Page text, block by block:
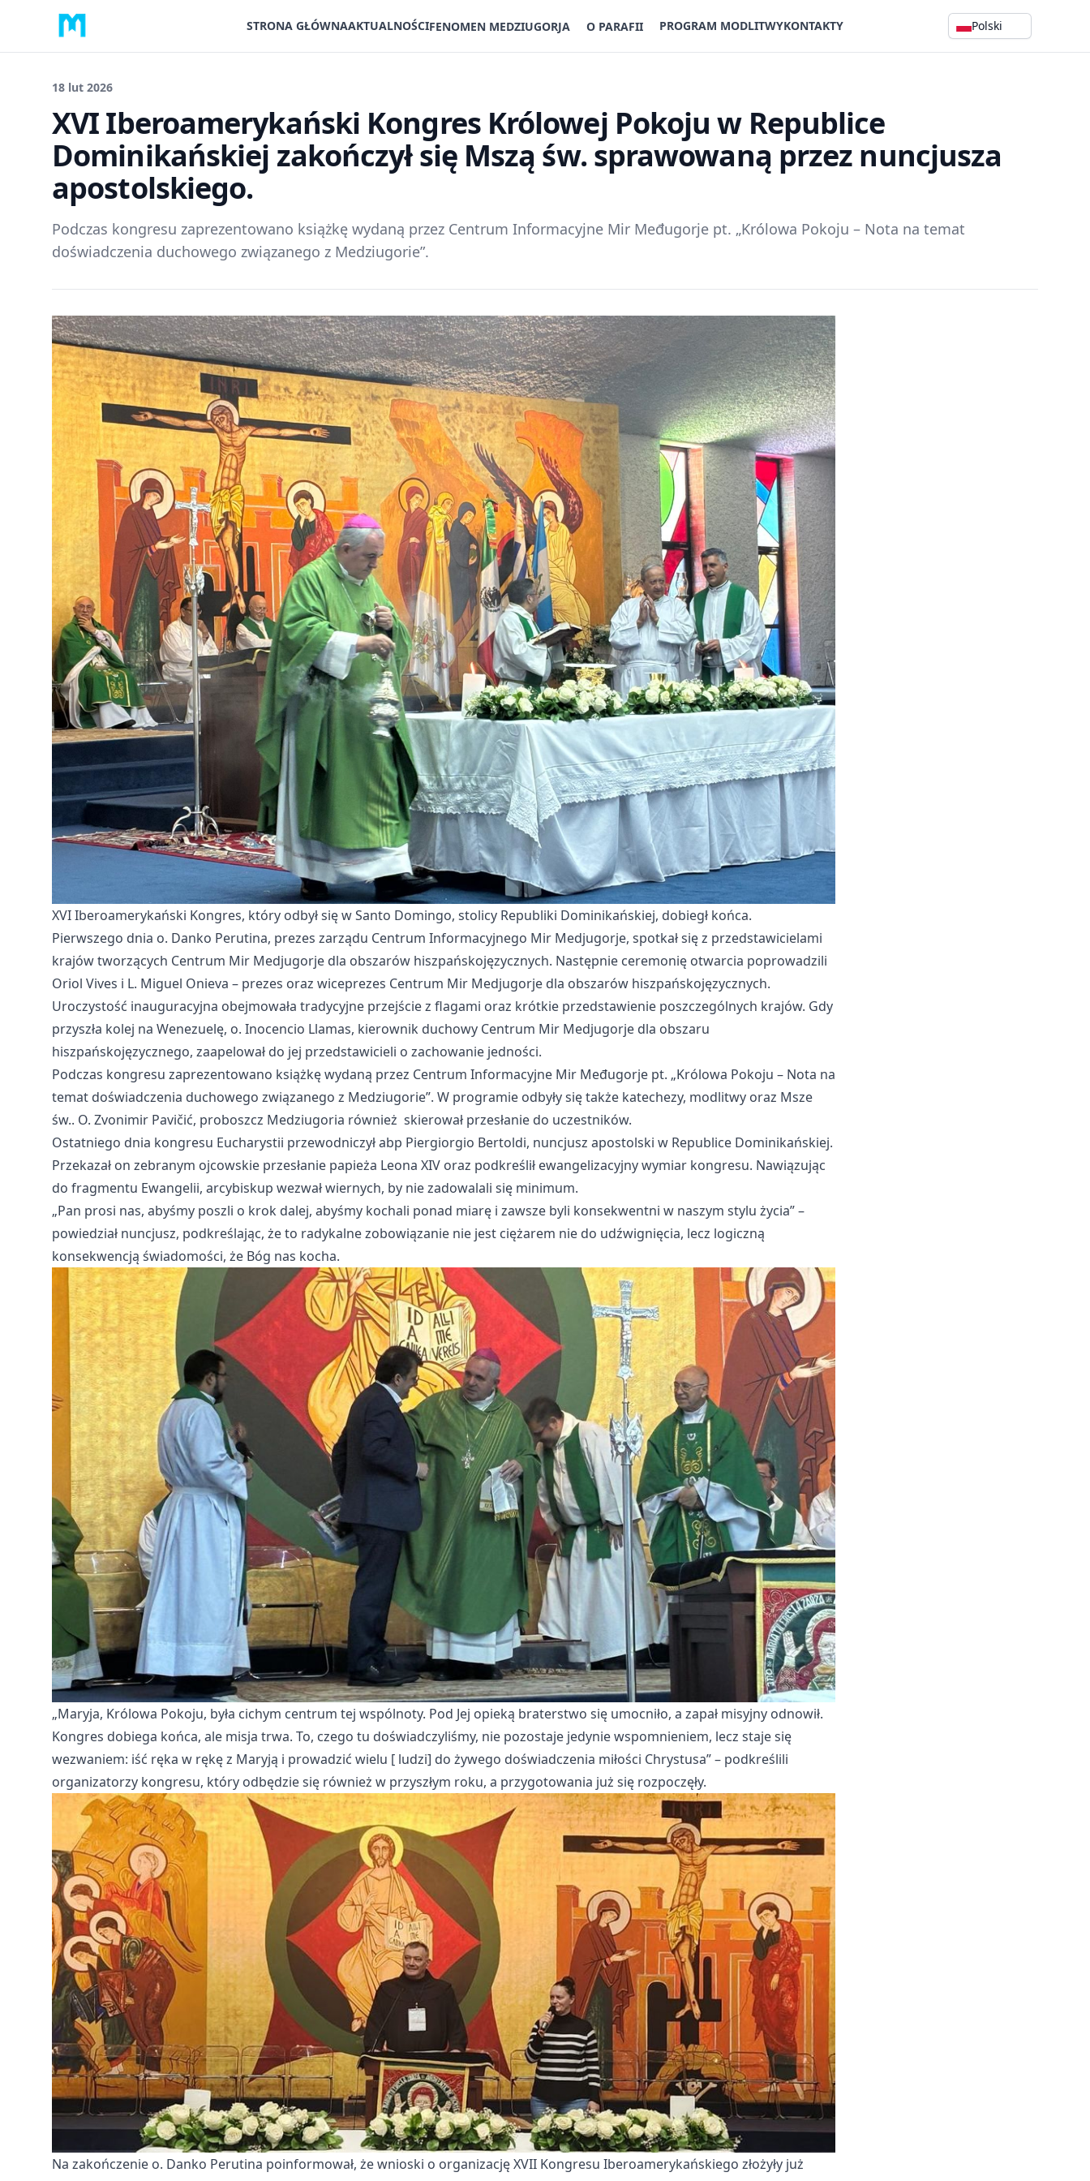
STRONA GŁÓWNAAKTUALNOŚCIFENOMEN MEDZIUGORJA O PARAFII PROGRAM MODLITWYKONTAKTY Polski
18 lut 2026
XVI Iberoamerykański Kongres Królowej Pokoju w Republice
Dominikańskiej zakończył się Mszą św. sprawowaną przez nuncjusza
apostolskiego.
Podczas kongresu zaprezentowano książkę wydaną przez Centrum Informacyjne Mir Međugorje pt. „Królowa Pokoju – Nota na temat
doświadczenia duchowego związanego z Medziugorie”.
XVI Iberoamerykański Kongres, który odbył się w Santo Domingo, stolicy Republiki Dominikańskiej, dobiegł końca.
Pierwszego dnia o. Danko Perutina, prezes zarządu Centrum Informacyjnego Mir Medjugorje, spotkał się z przedstawicielami
krajów tworzących Centrum Mir Medjugorje dla obszarów hiszpańskojęzycznych. Następnie ceremonię otwarcia poprowadzili
Oriol Vives i L. Miguel Onieva – prezes oraz wiceprezes Centrum Mir Medjugorje dla obszarów hiszpańskojęzycznych.
Uroczystość inauguracyjna obejmowała tradycyjne przejście z flagami oraz krótkie przedstawienie poszczególnych krajów. Gdy
przyszła kolej na Wenezuelę, o. Inocencio Llamas, kierownik duchowy Centrum Mir Medjugorje dla obszaru
hiszpańskojęzycznego, zaapelował do jej przedstawicieli o zachowanie jedności.
Podczas kongresu zaprezentowano książkę wydaną przez Centrum Informacyjne Mir Međugorje pt. „Królowa Pokoju – Nota na
temat doświadczenia duchowego związanego z Medziugorie”. W programie odbyły się także katechezy, modlitwy oraz Msze
św.. O. Zvonimir Pavičić, proboszcz Medziugoria również skierował przesłanie do uczestników.
Ostatniego dnia kongresu Eucharystii przewodniczył abp Piergiorgio Bertoldi, nuncjusz apostolski w Republice Dominikańskiej.
Przekazał on zebranym ojcowskie przesłanie papieża Leona XIV oraz podkreślił ewangelizacyjny wymiar kongresu. Nawiązując
do fragmentu Ewangelii, arcybiskup wezwał wiernych, by nie zadowalali się minimum.
„Pan prosi nas, abyśmy poszli o krok dalej, abyśmy kochali ponad miarę i zawsze byli konsekwentni w naszym stylu życia” –
powiedział nuncjusz, podkreślając, że to radykalne zobowiązanie nie jest ciężarem nie do udźwignięcia, lecz logiczną
konsekwencją świadomości, że Bóg nas kocha.
„Maryja, Królowa Pokoju, była cichym centrum tej wspólnoty. Pod Jej opieką braterstwo się umocniło, a zapał misyjny odnowił.
Kongres dobiega końca, ale misja trwa. To, czego tu doświadczyliśmy, nie pozostaje jedynie wspomnieniem, lecz staje się
wezwaniem: iść ręka w rękę z Maryją i prowadzić wielu [ ludzi] do żywego doświadczenia miłości Chrystusa” – podkreślili
organizatorzy kongresu, który odbędzie się również w przyszłym roku, a przygotowania już się rozpoczęły.
Na zakończenie o. Danko Perutina poinformował, że wnioski o organizację XVII Kongresu Iberoamerykańskiego złożyły już